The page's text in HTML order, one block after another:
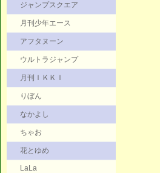
ジャンプスクエア
月刊少年エース
アフタヌーン
ウルトラジャンプ
月刊ＩＫＫＩ
りぼん
なかよし
ちゃお
花とゆめ
LaLa